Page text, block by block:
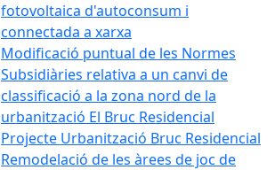
fotovoltaica d'autoconsum i
connectada a xarxa
Modificació puntual de les Normes
Subsidiàries relativa a un canvi de
classificació a la zona nord de la
urbanització El Bruc Residencial
Projecte Urbanització Bruc Residencial
Remodelació de les àrees de joc de